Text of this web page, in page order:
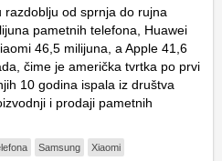
razdoblju od sprnja do rujna
pametnih telefona, Huawei
46,5 milijuna, a Apple 41,6
čime je američka tvrtka po prvi
10 godina ispala iz društva
i prodaji pametnih
Samsung Xiaomi